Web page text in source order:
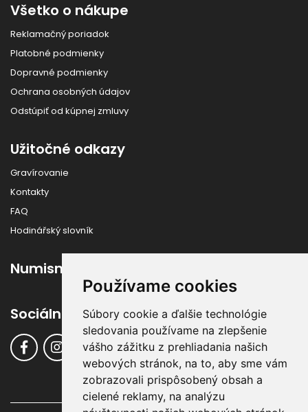
Používame cookies
Súbory cookie a ďalšie technológie
sledovania používame na zlepšenie
vášho zážitku z prehliadania našich
webových stránok, na to, aby sme vám
zobrazovali prispôsobený obsah a
cielené reklamy, na analýzu
Všetko o nákupe
Reklamačný poriadok
Platobné podmienky
Dopravné podmienky
Ochrana osobných údajov
Odstúpiť od kúpnej zmluvy
Užitočné odkazy
Gravírovanie
Kontakty
FAQ
Hodinářský slovník
Numismatika
Sociálne siete